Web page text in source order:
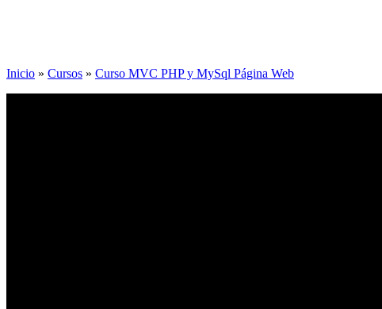
Inicio » Cursos » Curso MVC PHP y MySql Página Web